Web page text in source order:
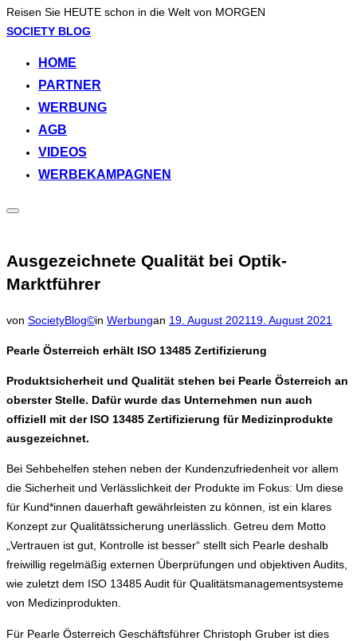
Reisen Sie HEUTE schon in die Welt von MORGEN
Zum
springen
SOCIETY BLOG
HOME
PARTNER
WERBUNG
AGB
VIDEOS
WERBEKAMPAGNEN
Seitenleiste
Ausgezeichnete Qualität bei Optik-
Marktführer
von SocietyBlog©in Werbungan Veröffentlicht
19. August 202119. August 2021
Pearle Österreich erhält ISO 13485 Zertifizierung
Produktsicherheit und Qualität stehen bei Pearle Österreich an
oberster Stelle. Dafür wurde das Unternehmen nun auch
offiziell mit der ISO 13485 Zertifizierung für Medizinprodukte
ausgezeichnet.
Bei Sehbehelfen stehen neben der Kundenzufriedenheit vor allem
die Sicherheit und Verlässlichkeit der Produkte im Fokus: Um diese
für Kund*innen dauerhaft gewährleisten zu können, ist ein klares
Konzept zur Qualitätssicherung unerlässlich. Getreu dem Motto
„Vertrauen ist gut, Kontrolle ist besser“ stellt sich Pearle deshalb
freiwillig regelmäßig externen Überprüfungen und objektiven Audits,
wie zuletzt dem ISO 13485 Audit für Qualitätsmanagementsysteme
von Medizinprodukten.
Für Pearle Österreich Geschäftsführer Christoph Gruber ist dies